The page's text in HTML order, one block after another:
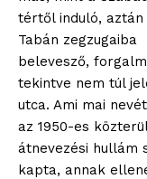
tértől induló, aztán
Tabán zegzugaiba
belevesző,
tekintve nem túl
utca. Ami mai
az 1950-es
átnevezési hullám
kapta, annak